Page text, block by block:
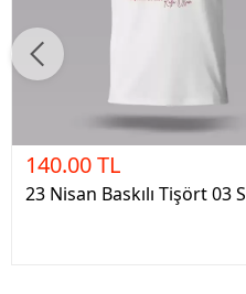
140.00 TL
23 Nisan Baskılı Tişört 03 S